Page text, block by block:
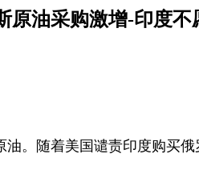
原油采购激增-印度不
。随着美国谴责印度购买